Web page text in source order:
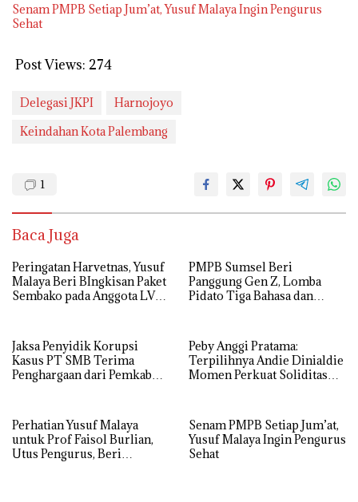
Senam PMPB Setiap Jum’at, Yusuf Malaya Ingin Pengurus
Sehat
Post Views: 274
Delegasi JKPI
Harnojoyo
Keindahan Kota Palembang
1
Baca Juga
Peringatan Harvetnas, Yusuf
Malaya Beri BIngkisan Paket
Sembako pada Anggota LVRI
PMPB Sumsel Beri
Panggung Gen Z, Lomba
Pidato Tiga Bahasa dan
Jaksa Penyidik Korupsi
Kasus PT SMB Terima
Penghargaan dari Pemkab
Peby Anggi Pratama:
Terpilihnya Andie Dinialdie
Momen Perkuat Soliditas
Perhatian Yusuf Malaya
untuk Prof Faisol Burlian,
Utus Pengurus, Beri
Senam PMPB Setiap Jum’at,
Yusuf Malaya Ingin Pengurus
Sehat